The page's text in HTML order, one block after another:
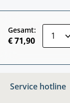
Gesamt:
€ 71,90
Service hotline